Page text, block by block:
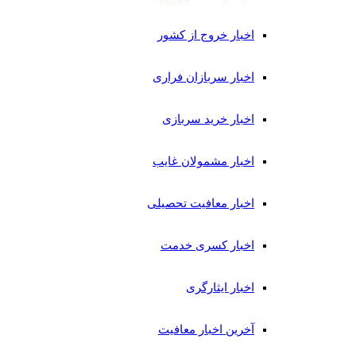
اخبار خروج از کشور
اخبار سربازان فراری
اخبار خرید سربازی
اخبار مشمولان غایب
اخبار معافیت تحصیلی
اخبار کسری خدمت
اخبار ایثارگری
آخرین اخبار معافیت